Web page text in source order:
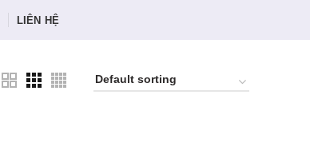
LIÊN HỆ